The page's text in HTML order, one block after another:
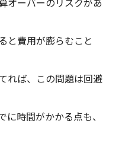
と費用が膨らむこと
れば、この問題は回避
時間がかかる点も、